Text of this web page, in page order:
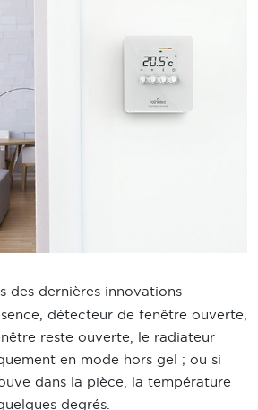
des dernières innovations
détecteur de fenêtre ouverte,
reste ouverte, le radiateur
en mode hors gel ; ou si
dans la pièce, la température
degrés.